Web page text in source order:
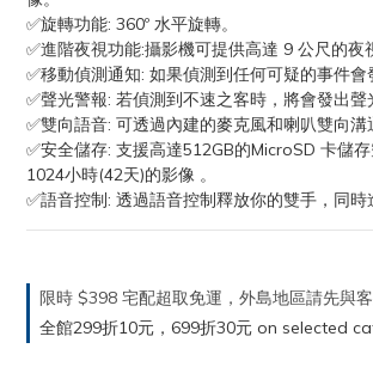
✅旋轉功能: 360º 水平旋轉。
✅進階夜視功能:攝影機可提供高達 9 公尺的夜
✅移動偵測通知: 如果偵測到任何可疑的事件會
✅聲光警報: 若偵測到不速之客時，將會發出聲
✅雙向語音: 可透過內建的麥克風和喇叭雙向溝
✅安全儲存: 支援高達512GB的MicroSD 卡儲
1024小時(42天)的影像 。
✅語音控制: 透過語音控制釋放你的雙手，同
限時 $398 宅配超取免運，外島地區請先與
全館299折10元，699折30元 on selected